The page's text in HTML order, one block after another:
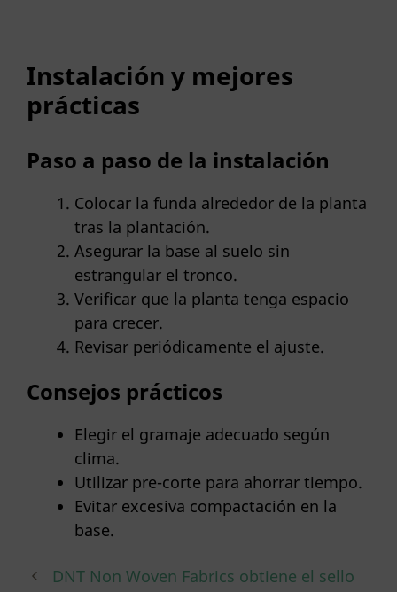
Instalación y mejores
prácticas
Paso a paso de la instalación
Colocar la funda alrededor de la planta
tras la plantación.
Asegurar la base al suelo sin
estrangular el tronco.
Verificar que la planta tenga espacio
para crecer.
Revisar periódicamente el ajuste.
Consejos prácticos
Elegir el gramaje adecuado según
clima.
Utilizar pre-corte para ahorrar tiempo.
Evitar excesiva compactación en la
base.
DNT Non Woven Fabrics obtiene el sello